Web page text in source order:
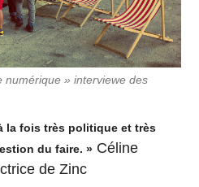
numérique » interviewe des
la fois très politique et très
du faire. » Céline
de Zinc